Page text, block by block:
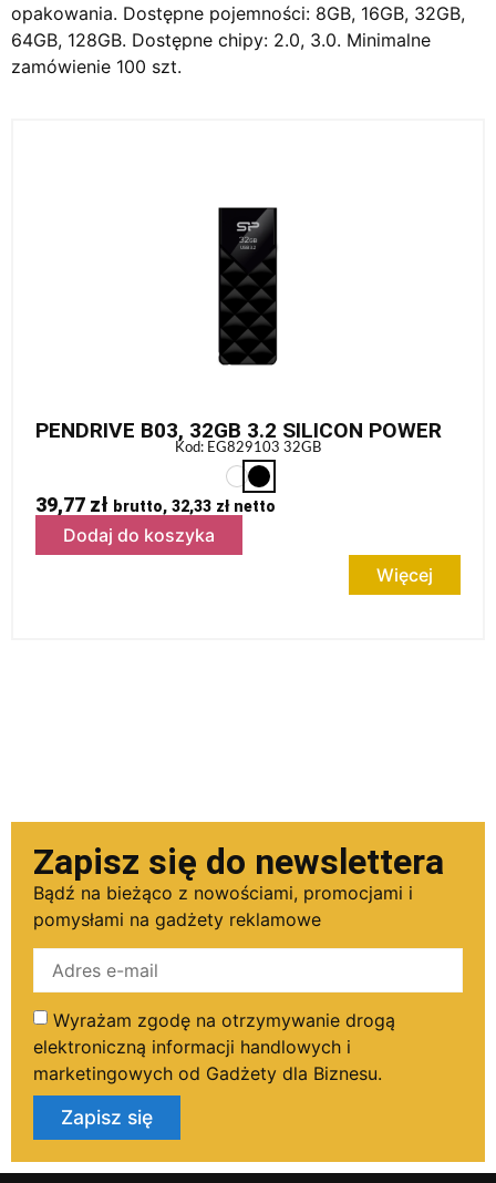
opakowania. Dostępne pojemności: 8GB, 16GB, 32GB,
64GB, 128GB. Dostępne chipy: 2.0, 3.0. Minimalne
zamówienie 100 szt.
PENDRIVE B03, 32GB 3.2 SILICON POWER
Kod: EG829103 32GB
39,77 zł brutto, 32,33 złnetto
Dodaj do koszyka
Więcej
Zapisz się do newslettera
Bądź na bieżąco z nowościami, promocjami i
pomysłami na gadżety reklamowe
Wyrażam zgodę na otrzymywanie drogą
elektroniczną informacji handlowych i
marketingowych od Gadżety dla Biznesu.
Zapisz się